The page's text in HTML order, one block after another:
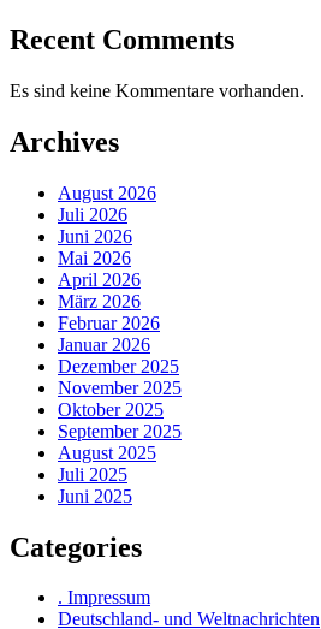
Recent Comments
Es sind keine Kommentare vorhanden.
Archives
August 2026
Juli 2026
Juni 2026
Mai 2026
April 2026
März 2026
Februar 2026
Januar 2026
Dezember 2025
November 2025
Oktober 2025
September 2025
August 2025
Juli 2025
Juni 2025
Categories
. Impressum
Deutschland- und Weltnachrichten